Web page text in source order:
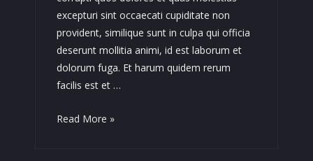
excepturi sint occaecati cupiditate non
provident, similique sunt in culpa qui officia
deserunt mollitia animi, id est laborum et
dolorum fuga. Et harum quidem rerum
facilis est et …
Nullam
Read More »